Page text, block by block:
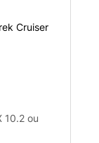
Cruiser
10.2 ou